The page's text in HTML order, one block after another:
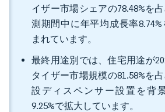
イザー市場シェアの78.48%を
測期間中に年平均成長率
まれています。
最終用途別では、住宅用途が
タイザー市場規模の81.58%を
設ディスペンサー設置を背
9.25%で拡大しています。